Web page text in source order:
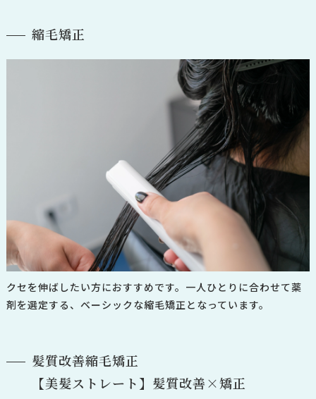
縮毛矯正
クセを伸ばしたい方におすすめです。 一人ひとりに合わせて薬
剤を選定する、ベーシックな縮毛矯正となっています。
髪質改善縮毛矯正
【美髪ストレート】髪質改善×矯正